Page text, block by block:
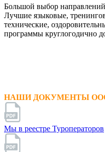
Большой выбор направлений
Лучшие языковые,
технические,
программы круглогодично
НАШИ ДОКУМЕНТЫ
Мы в реестре Туроператоров